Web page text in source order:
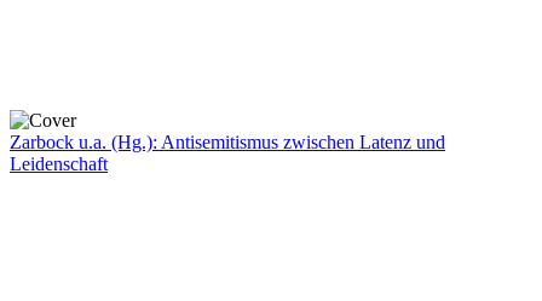
Zarbock u.a. (Hg.): Antisemitismus zwischen Latenz und
Leidenschaft